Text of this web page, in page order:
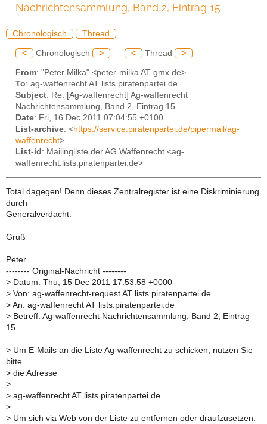
Nachrichtensammlung, Band 2, Eintrag 15
Chronologisch Thread
< Chronologisch > < Thread >
From: "Peter Milka" <peter-milka AT gmx.de>
To: ag-waffenrecht AT lists.piratenpartei.de
Subject: Re: [Ag-waffenrecht] Ag-waffenrecht
Nachrichtensammlung, Band 2, Eintrag 15
Date: Fri, 16 Dec 2011 07:04:55 +0100
List-archive: <https://service.piratenpartei.de/pipermail/ag-
waffenrecht>
List-id : Mailingliste der AG Waffenrecht <ag-
waffenrecht.lists.piratenpartei.de>
Total dagegen! Denn dieses Zentralregister ist eine Diskriminierung
durch
Generalverdacht.
Gruß
Peter
-------- Original-Nachricht --------
> Datum: Thu, 15 Dec 2011 17:53:58 +0000
> Von: ag-waffenrecht-request AT lists.piratenpartei.de
> An: ag-waffenrecht AT lists.piratenpartei.de
> Betreff: Ag-waffenrecht Nachrichtensammlung, Band 2, Eintrag
15
> Um E-Mails an die Liste Ag-waffenrecht zu schicken, nutzen Sie
bitte
> die Adresse
>
> ag-waffenrecht AT lists.piratenpartei.de
>
> Um sich via Web von der Liste zu entfernen oder draufzusetzen: